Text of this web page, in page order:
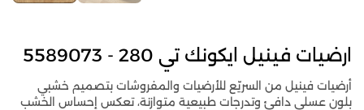
ارضيات فينيل ايكونك تي 280 - 5589073
أرضيات فينيل من السريّع للأرضيات والمفروشات بتصميم خشبي
بلون عسلي دافئ وتدرجات طبيعية متوازنة، تعكس إحساس الخشب